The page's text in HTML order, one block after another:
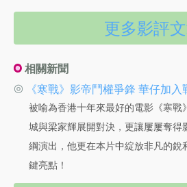
更多影評
相關新聞
◎
《寒戰》影帝鬥權爭鋒 華仔加入
被喻為香港十年來最好的電影《寒戰
城與梁家輝展開對決，更讓屢屢奪得
綱演出，他更在本片中綻放非凡的銳
鍵亮點！